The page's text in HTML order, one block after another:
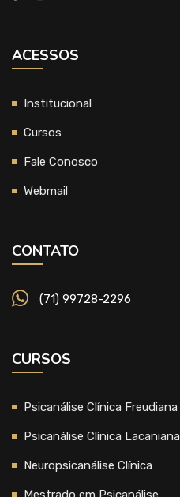
ACESSOS
Institucional
Cursos
Fale Conosco
Webmail
CONTATO
(71) 99728-2296
CURSOS
Psicanálise Clínica Freudiana
Psicanálise Clínica Lacaniana
Neuropsicanálise Clínica